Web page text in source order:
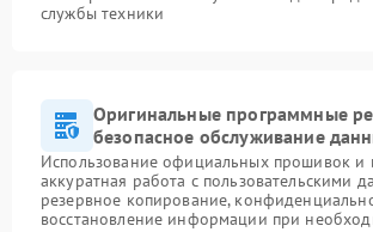
службы техники
Оригинальные программные
безопасное обслуживание
Использование официальных прошивок и
аккуратная работа с пользовательскими
резервное копирование,
восстановление информации при